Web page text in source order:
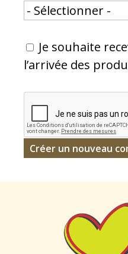
Je souhaite
l’arrivée des